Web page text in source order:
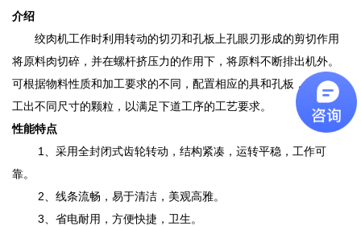
介绍
绞肉机工作时利用转动的切刃和孔板上孔眼刃形成的剪切作用
将原料肉切碎，并在螺杆挤压力的作用下，将原料不断排出机外。
可根据物料性质和加工要求的不同，配置相应的具和孔板，即可加
工出不同尺寸的颗粒，以满足下道工序的工艺要求。
性能特点
1、采用全封闭式齿轮转动，结构紧凑，运转平稳，工作可
靠。
2、线条流畅，易于清洁，美观高雅。
3、省电耐用，方便快捷，卫生。